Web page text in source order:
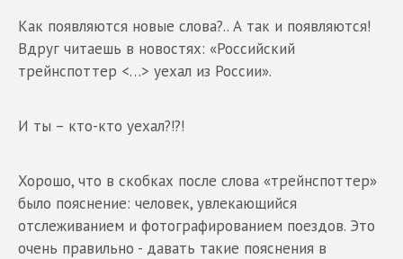
Как появляются новые слова?.. А так и появляются!
Вдруг читаешь в новостях: «Российский
трейнспоттер <…> уехал из России».
И ты – кто-кто уехал?!?!
Хорошо, что в скобках после слова «трейнспоттер»
было пояснение: человек, увлекающийся
отслеживанием и фотографированием поездов. Это
очень правильно - давать такие пояснения в